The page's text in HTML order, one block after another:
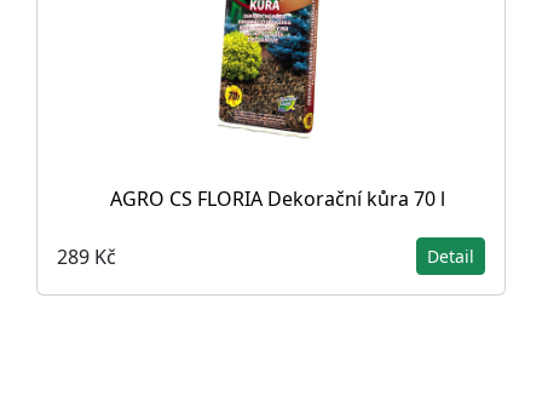
AGRO CS FLORIA Dekorační kůra 70 l
289 Kč Detail